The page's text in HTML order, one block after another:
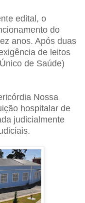
edital, o
do
anos. Após duas
de leitos
de Saúde)
Nossa
hospitalar de
judicialmente